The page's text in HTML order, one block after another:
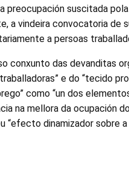
preocupación suscitada
a vindeira convocatoria de
a persoas
conxunto das devanditas
e do “tecido
como “un dos
na mellora da ocupación
“efecto dinamizador sobre